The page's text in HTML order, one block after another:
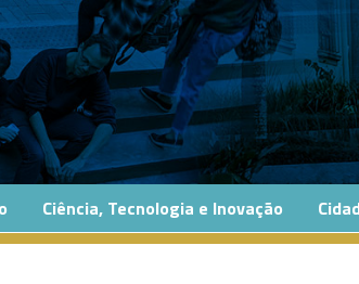
Ciência, Tecnologia e Inovação